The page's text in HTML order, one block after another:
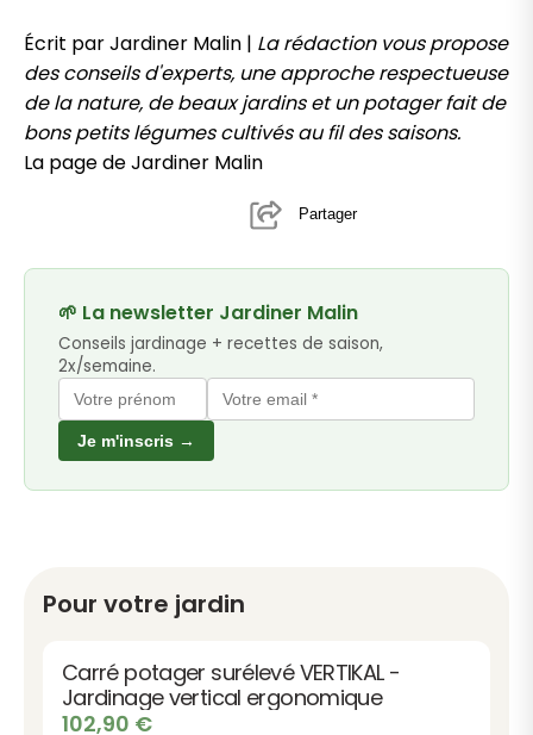
Écrit par Jardiner Malin | La rédaction vous propose
des conseils d'experts, une approche respectueuse
de la nature, de beaux jardins et un potager fait de
bons petits légumes cultivés au fil des saisons.
La page de Jardiner Malin
Partager
🌱 La newsletter Jardiner Malin
Conseils jardinage + recettes de saison,
2x/semaine.
Je m'inscris →
Pour votre jardin
Bac à fleurs rectangulaire en bois
Vendôme
224,90€